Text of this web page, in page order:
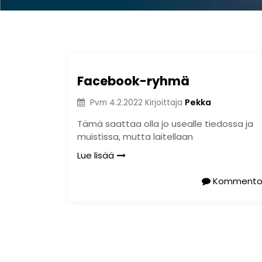
Facebook-ryhmä
Pvm 4.2.2022 Kirjoittaja Pekka
Tämä saattaa olla jo usealle tiedossa ja
muistissa, mutta laitellaan
Lue lisää